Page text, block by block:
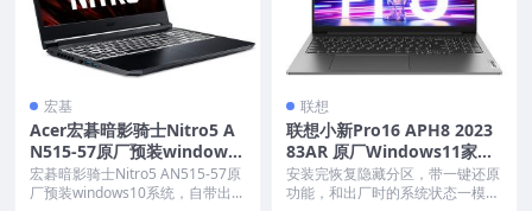
宏基
Acer宏碁暗影骑士Nitro5 A
N515-57原厂预装windows1
0系统OEM系统下载
宏碁暗影骑士Nitro5 AN515-57原
厂预装windows10系统，自带出...
联想
联想小新Pro16 APH8 2023
83AR 原厂Windows11家庭
中文版恢复镜像 原厂oem系
统
安装完恢复隐藏分区，带一键还原
功能，和出厂时的系统状态一模一